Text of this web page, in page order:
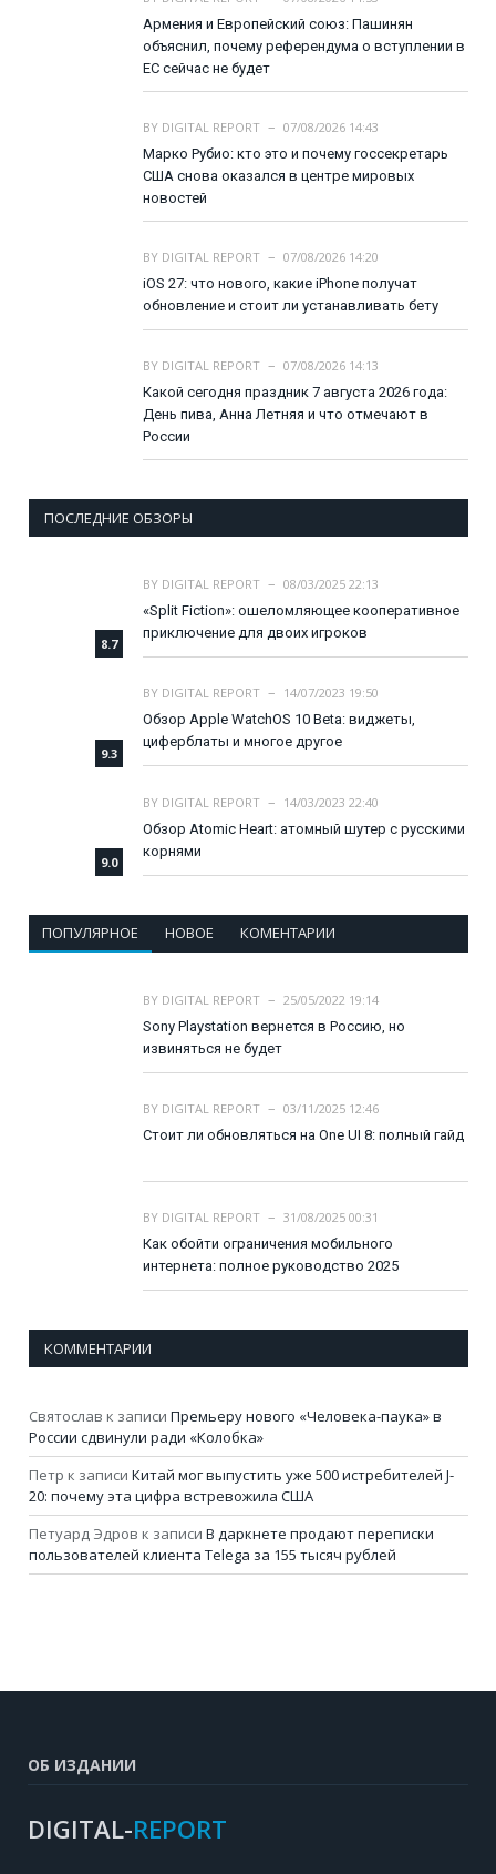
Армения и Европейский союз: Пашинян
объяснил, почему референдума о вступлении в
ЕС сейчас не будет
BY DIGITAL REPORT
07/08/2026 14:43
Марко Рубио: кто это и почему госсекретарь
США снова оказался в центре мировых
новостей
BY DIGITAL REPORT
07/08/2026 14:20
iOS 27: что нового, какие iPhone получат
обновление и стоит ли устанавливать бету
BY DIGITAL REPORT
07/08/2026 14:13
Какой сегодня праздник 7 августа 2026 года:
День пива, Анна Летняя и что отмечают в
России
ПОСЛЕДНИЕ ОБЗОРЫ
8.7
BY DIGITAL REPORT
08/03/2025 22:13
«Split Fiction»: ошеломляющее кооперативное
приключение для двоих игроков
9.3
BY DIGITAL REPORT
14/07/2023 19:50
Обзор Apple WatchOS 10 Beta: виджеты,
циферблаты и многое другое
9.0
BY DIGITAL REPORT
14/03/2023 22:40
Обзор Atomic Heart: атомный шутер с русскими
корнями
ПОПУЛЯРНОЕ НОВОЕ КОМЕНТАРИИ
BY DIGITAL REPORT
25/05/2022 19:14
Sony Playstation вернется в Россию, но
извиняться не будет
BY DIGITAL REPORT
03/11/2025 12:46
Стоит ли обновляться на One UI 8: полный гайд
BY DIGITAL REPORT
31/08/2025 00:31
Как обойти ограничения мобильного
интернета: полное руководство 2025
КОММЕНТАРИИ
Святослав к записи Премьеру нового «Человека-паука» в
России сдвинули ради «Колобка»
Петр к записи Китай мог выпустить уже 500 истребителей J-
20: почему эта цифра встревожила США
Петуард Эдров к записи В даркнете продают переписки
пользователей клиента Telega за 155 тысяч рублей
ОБ ИЗДАНИИ
DIGITAL-REPORT